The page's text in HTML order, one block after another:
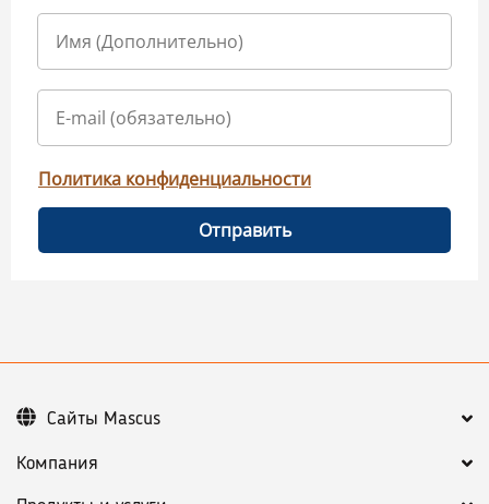
Политика конфиденциальности
Отправить
Компания
Сайты Mascus